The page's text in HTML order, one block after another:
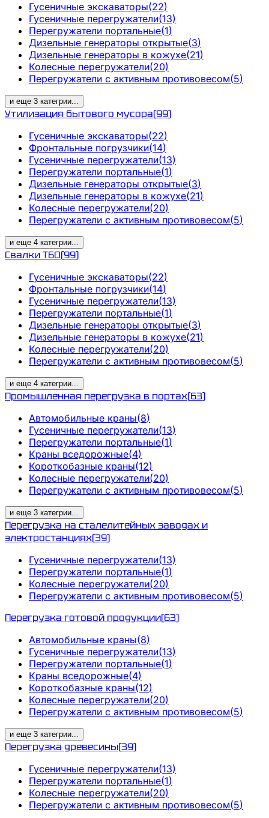
Гусеничные экскаваторы(22)
Гусеничные перегружатели(13)
Перегружатели портальные(1)
Дизельные генераторы открытые(3)
Дизельные генераторы в кожухе(21)
Колесные перегружатели(20)
Перегружатели с активным противовесом(5)
и еще 3 категрии...
Утилизация бытового мусора(99)
Гусеничные экскаваторы(22)
Фронтальные погрузчики(14)
Гусеничные перегружатели(13)
Перегружатели портальные(1)
Дизельные генераторы открытые(3)
Дизельные генераторы в кожухе(21)
Колесные перегружатели(20)
Перегружатели с активным противовесом(5)
и еще 4 категрии...
Свалки ТБО(99)
Гусеничные экскаваторы(22)
Фронтальные погрузчики(14)
Гусеничные перегружатели(13)
Перегружатели портальные(1)
Дизельные генераторы открытые(3)
Дизельные генераторы в кожухе(21)
Колесные перегружатели(20)
Перегружатели с активным противовесом(5)
и еще 4 категрии...
Промышленная перегрузка в портах(63)
Автомобильные краны(8)
Гусеничные перегружатели(13)
Перегружатели портальные(1)
Краны вседорожные(4)
Короткобазные краны(12)
Колесные перегружатели(20)
Перегружатели с активным противовесом(5)
и еще 3 категрии...
Перегрузка на сталелитейных заводах и
электростанциях(39)
Гусеничные перегружатели(13)
Перегружатели портальные(1)
Колесные перегружатели(20)
Перегружатели с активным противовесом(5)
Перегрузка готовой продукции(63)
Автомобильные краны(8)
Гусеничные перегружатели(13)
Перегружатели портальные(1)
Краны вседорожные(4)
Короткобазные краны(12)
Колесные перегружатели(20)
Перегружатели с активным противовесом(5)
и еще 3 категрии...
Перегрузка древесины(39)
Гусеничные перегружатели(13)
Перегружатели портальные(1)
Колесные перегружатели(20)
Перегружатели с активным противовесом(5)